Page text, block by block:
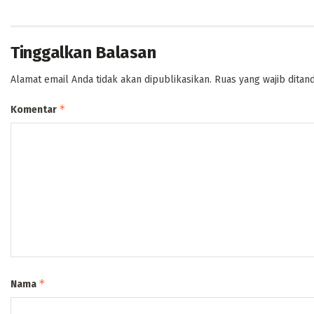
Tinggalkan Balasan
Alamat email Anda tidak akan dipublikasikan. Ruas yang wajib
Komentar *
Nama *